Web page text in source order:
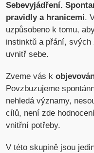
Sebevyjádření.
pravidly a hranicemi.
uzpůsobeno k tomu,
instinktů a přání,
uvnitř sebe.
Zveme vás k
Povzbuzujeme
nehledá významy,
cílů, není zde
vnitřní potřeby.
V této skupině jsou